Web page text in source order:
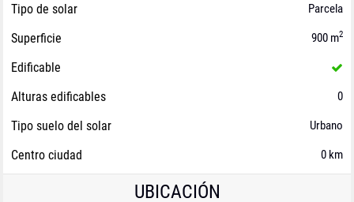
Tipo de solar Parcela
Superficie 900 m2
Edificable
Alturas edificables
0
Tipo suelo del solar Urbano
Centro ciudad 0 km
UBICACIÓN